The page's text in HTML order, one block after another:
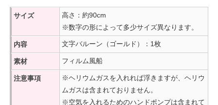
サイズ
高さ：約90cm
※数字の形によって多少サイズ異なります。
内容 文字バルーン（ゴールド）：1枚
素材 フィルム風船
注意事項
※ヘリウムガスを入れれば浮きますが、ヘリウ
ムガスは含まれておりません。
※空気を入れるためのハンドポンプは含まれて